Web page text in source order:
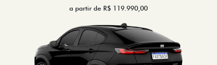
a partir de R$ 119.990,00